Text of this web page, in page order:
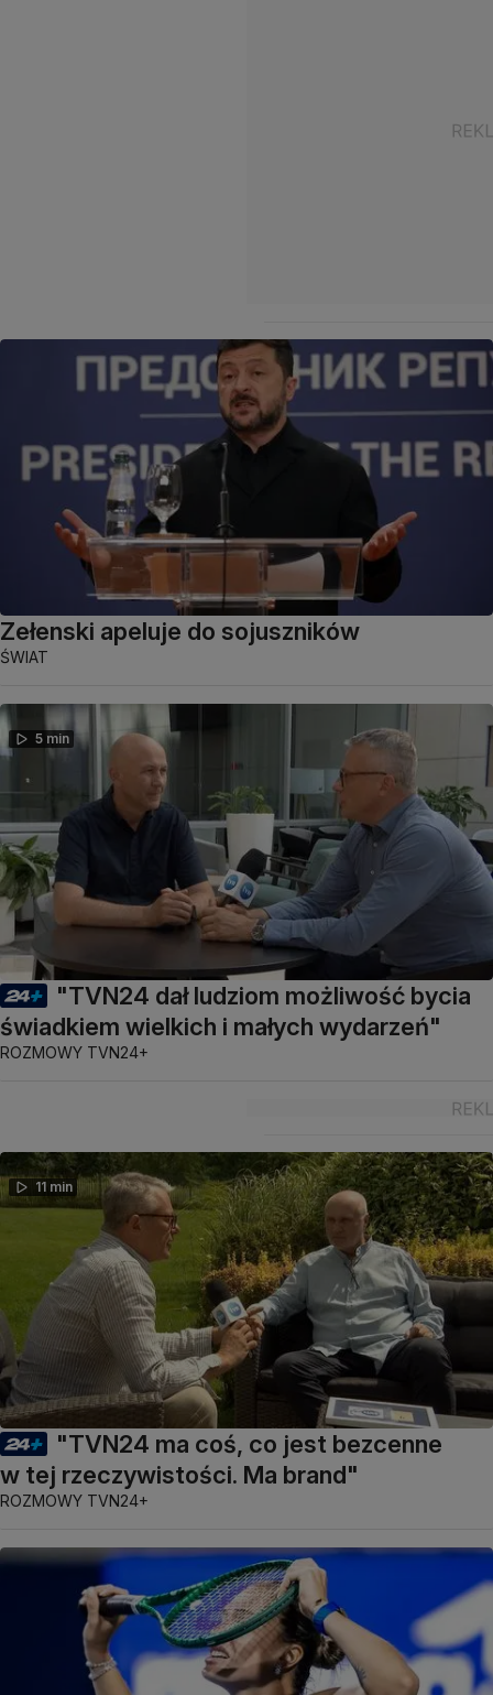
Zełenski apeluje do sojuszników
ŚWIAT
5 min
"TVN24 dał ludziom możliwość bycia
świadkiem wielkich i małych wydarzeń"
ROZMOWY TVN24+
11 min
"TVN24 ma coś, co jest bezcenne
w tej rzeczywistości. Ma brand"
ROZMOWY TVN24+